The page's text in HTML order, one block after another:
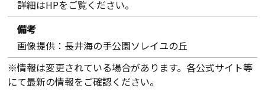
詳細はHPをご覧ください。
備考
画像提供：長井海の手公園ソレイユの丘
※情報は変更されている場合があります。各公式サイト等
にて最新の情報をご確認ください。